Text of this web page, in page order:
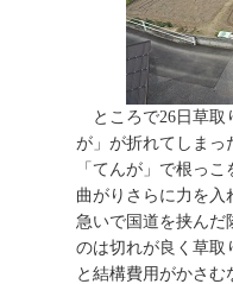
ところで26日草取
が」が折れてしまっ
「てんが」で根っ
曲がりさらに力を入
急いで国道を挟んだ
のは切れが良く草取
と結構費用がかさ